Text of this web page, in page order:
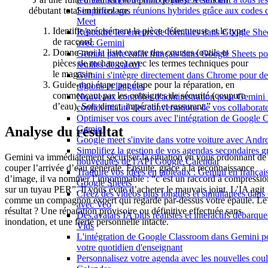
Simplifiez vos réunions hybrides grâce aux codes
Meet
Résoudre les erreurs de formules dans Google
avec Gemini
Gemini parle enfin français dans Google Sheets
feuilles de calcul
Gemini s'intègre directement dans Chrome pour
régions et langues
Nouveaux contrôles d'administration pour Gemini
confidentialité des conversations de vos
Optimiser vos cours avec l'intégration de Google
Gemini
Google meet s'invite dans votre voiture avec
Simplifiez la gestion de vos agendas secondaires
nouveautés de l'API Google Calendar
Traduire vos idées en tableaux : Gemini en
Google Sheets
Créez des vidéos plus longues et simultanées
avec Veo
Des avatars IA plus réalistes et interactifs
Vids
L'intégration de Google Classroom dans Gemini
votre quotidien d'enseignant
Personnalisez votre agenda avec les nouvelles
débutant total en bricolage.
Identifie précisément la pièce défectueuse et le type
de raccord.
Donne-moi la liste exacte des courses (outils et
pièces de rechange) avec les termes techniques pour
le magasin.
Guide-moi étape par étape pour la réparation, en
commençant par les consignes de sécurité (coupure
d’eau). Sois direct, impératif et rassurant.”
Analyse du résultat
Gemini va immédiatement sécuriser la situation en vous ordonnant de
couper l’arrivée d’eau générale. Ensuite, grâce à la reconnaissance
d’image, il va nommer l’innommable : “c’est un raccord à
sur un tuyau PER”. Il vous évite d’acheter le mauvais joint. L’IA agit
comme un compagnon expert qui regarde par-dessus votre épaule. Le
résultat ? Une réparation provisoire ou définitive effectuée sans
inondation, et une fierté personnelle intacte.